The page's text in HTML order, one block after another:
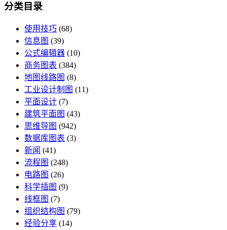
分类目录
使用技巧 (68)
信息图 (39)
公式编辑器 (10)
商务图表 (384)
地图线路图 (8)
工业设计制图 (11)
平面设计 (7)
建筑平面图 (43)
思维导图 (942)
数据库图表 (3)
新闻 (41)
流程图 (248)
电路图 (26)
科学插图 (9)
线框图 (7)
组织结构图 (79)
经验分享 (14)